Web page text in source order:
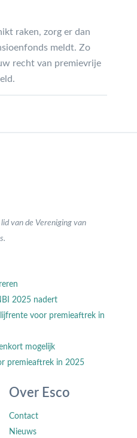
raken, zorg er dan
meldt. Zo
recht van premievrije
van de Vereniging van
2025 nadert
voor premieaftrek in
mogelijk
premieaftrek in 2025
Over Esco
Contact
Nieuws